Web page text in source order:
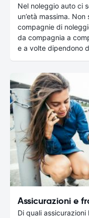
Nel noleggio auto ci
un’età massima.
compagnie di
da compagnia a
e a volte dipendono
Assicurazioni e
Di quali